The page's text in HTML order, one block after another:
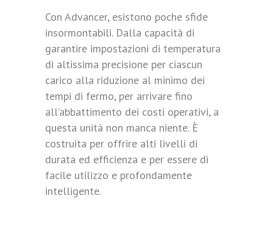
Con Advancer, esistono poche sfide
insormontabili. Dalla capacità di
garantire impostazioni di temperatura
di altissima precisione per ciascun
carico alla riduzione al minimo dei
tempi di fermo, per arrivare fino
all’abbattimento dei costi operativi, a
questa unità non manca niente. È
costruita per offrire alti livelli di
durata ed efficienza e per essere di
facile utilizzo e profondamente
intelligente.